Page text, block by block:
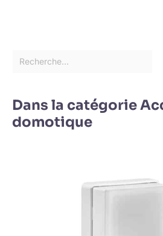
Dans la catégorie
domotique